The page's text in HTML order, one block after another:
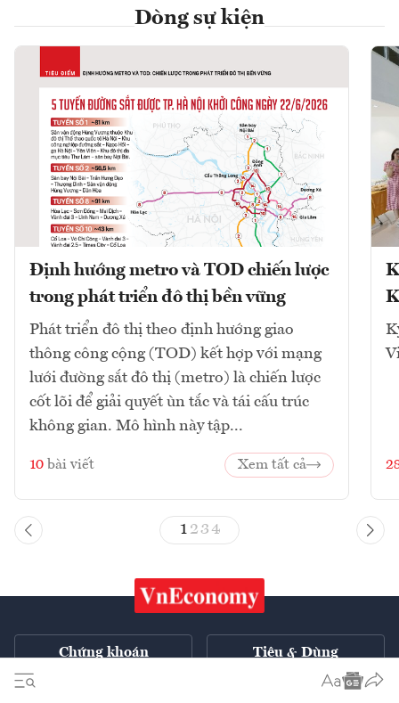
Dòng sự kiện
Định hướng metro và TOD chiến lược
trong phát triển đô thị bền vững
Phát triển đô thị theo định hướng giao
thông công cộng (TOD) kết hợp với mạng
lưới đường sắt đô thị (metro) là chiến lược
cốt lõi để giải quyết ùn tắc và tái cấu trúc
không gian. Mô hình này tập...
10 bài viết Xem tất cả
1 23 4
Chứng khoán Tiêu & Dùng